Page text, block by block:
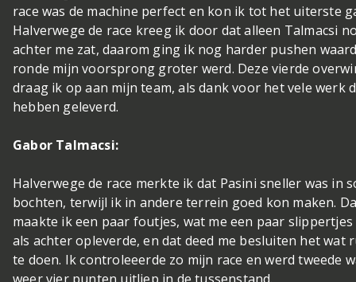
race was de machine perfect en kon ik tot het uiterste
Halverwege de race kreeg ik door dat alleen Talmacsi
achter me zat, daarom ging ik nog harder pushen
ronde mijn voorsprong groter werd. Deze vierde
draag ik op aan mijn team, als dank voor het vele werk
hebben geleverd.
Gabor Talmacsi:
Halverwege de race merkte ik dat Pasini sneller was in
bochten, terwijl ik in andere terrein goed kon maken.
maakte ik een paar foutjes, wat me een paar
als achter opleverde, en dat deed me besluiten het wat
te doen. Ik controleeerde zo mijn race en werd tweede